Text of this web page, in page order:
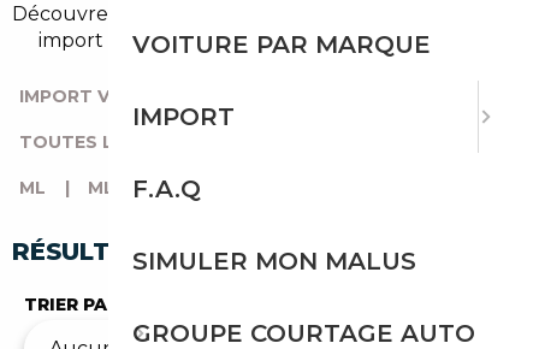
Découvrez un grand choix d'annonces disponibles en
import avec l'accompagnement Courtage Auto.
IMPORT VOITURE
TOUTES LES OCCASIONS
ML | ML-500
RÉSULTATS DE VOTRE RECHERCHE
TRIER PAR
VOITURE PAR MARQUE
IMPORT
F.A.Q
SIMULER MON MALUS
GROUPE COURTAGE AUTO